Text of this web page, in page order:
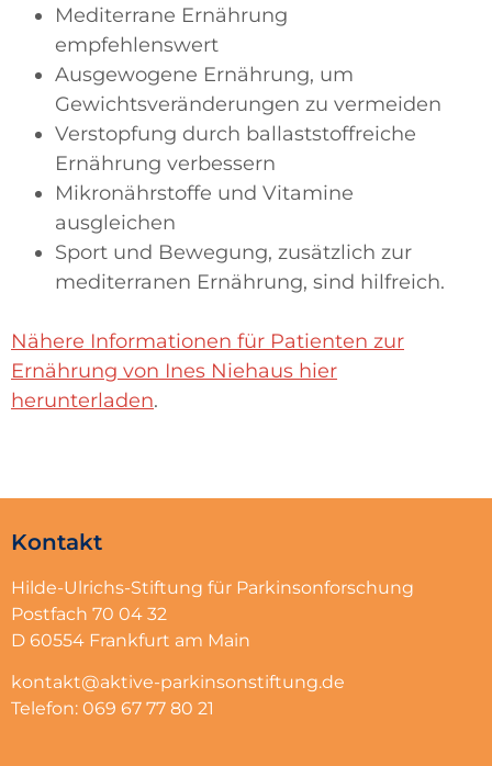
Mediterrane Ernährung
empfehlenswert
Ausgewogene Ernährung, um
Gewichtsveränderungen zu vermeiden
Verstopfung durch ballaststoffreiche
Ernährung verbessern
Mikronährstoffe und Vitamine
ausgleichen
Sport und Bewegung, zusätzlich zur
mediterranen Ernährung, sind hilfreich.
Nähere Informationen für Patienten zur
Ernährung von Ines Niehaus hier
herunterladen.
Kontakt
Hilde-Ulrichs-Stiftung für Parkinsonforschung
Postfach 70 04 32
D 60554 Frankfurt am Main
kontakt@aktive-parkinsonstiftung.de
Telefon: 069 67 77 80 21